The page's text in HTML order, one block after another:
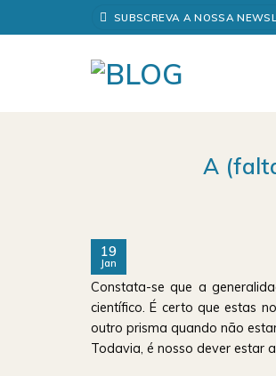
SUBSCREVA A NOSSA
A
19
Jan
Constata-se que a
científico. É certo que estas
outro prisma quando não
Todavia, é nosso dever estar